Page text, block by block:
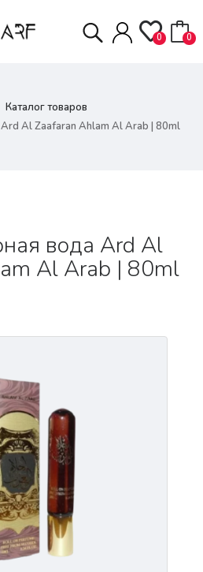
0 0
Каталог товаров
Al Zaafaran Ahlam Al Arab | 80ml
вода Ard Al
Al Arab | 80ml